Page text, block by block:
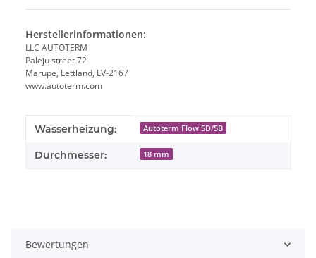
Herstellerinformationen:
LLC AUTOTERM
Paleju street 72
Marupe, Lettland, LV-2167
www.autoterm.com
Produkteigenschaft
Wert
Wasserheizung: Autoterm Flow 5D/5B
Durchmesser: 18 mm
Bewertungen